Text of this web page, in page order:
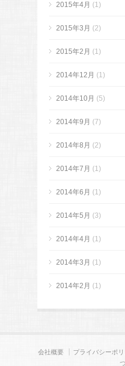
2015年4月 (1)
2015年3月 (2)
2015年2月 (1)
2014年12月 (1)
2014年10月 (5)
2014年9月 (7)
2014年8月 (2)
2014年7月 (1)
2014年6月 (1)
2014年5月 (3)
2014年4月 (1)
2014年3月 (1)
2014年2月 (1)
会社概要 プライバシーポ